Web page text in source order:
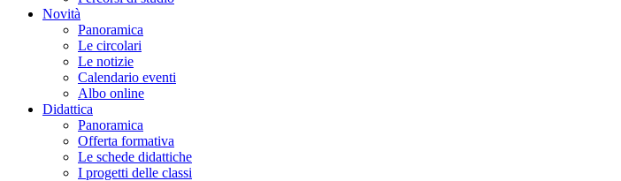
Novità
Panoramica
Le circolari
Le notizie
Calendario eventi
Albo online
Didattica
Panoramica
Offerta formativa
Le schede didattiche
I progetti delle classi